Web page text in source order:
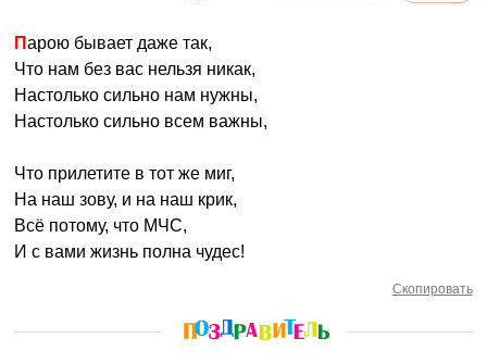
Парою бывает даже так,
Что нам без вас нельзя никак,
Настолько сильно нам нужны,
Настолько сильно всем важны,
Что прилетите в тот же миг,
На наш зову, и на наш крик,
Всё потому, что МЧС,
И с вами жизнь полна чудес!
Скопировать